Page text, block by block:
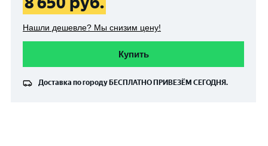
Нашли дешевле? Мы снизим цену!
Купить
Доставка по городу БЕСПЛАТНО ПРИВЕЗЁМ СЕГОДНЯ.